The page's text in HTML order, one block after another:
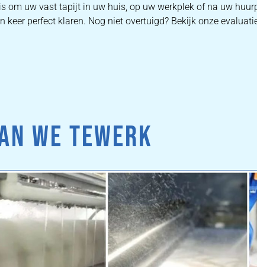
om uw vast tapijt in uw huis, op uw werkplek of na uw
perfect klaren. Nog niet overtuigd? Bekijk onze
WE TEWERK